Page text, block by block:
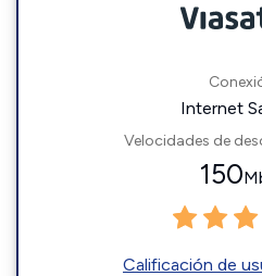
Internet
Velocidades de
150
Calificación de